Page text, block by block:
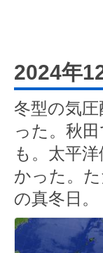
2024年
冬型の気
った。秋
も。太平
かった。
の真冬日。